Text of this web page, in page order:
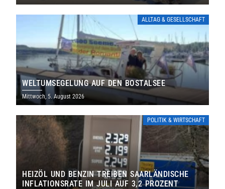
ALLTAG & GESELLSCHAFT
WELTUMSEGELUNG AUF DEN BOSTALSEE
Mittwoch, 5. August 2026
POLITIK & WIRTSCHAFT
HEIZÖL UND BENZIN TREIBEN SAARLÄNDISCHE
INFLATIONSRATE IM JULI AUF 3,2 PROZENT